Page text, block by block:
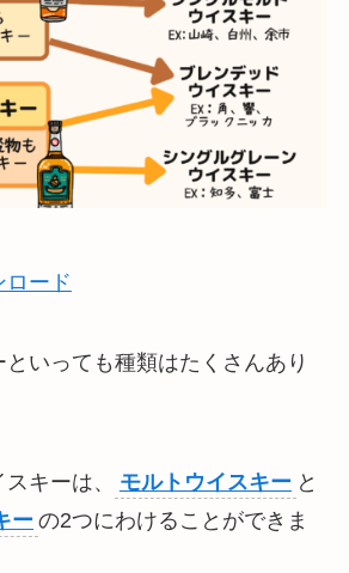
ロード
いっても種類はたくさんあり
キーは、 モルトウイスキー と
ー の2つにわけることができま